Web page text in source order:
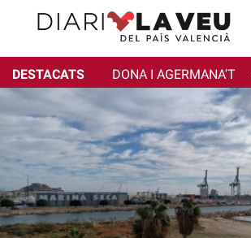
DESTACATS DONA I AGERMANA'T